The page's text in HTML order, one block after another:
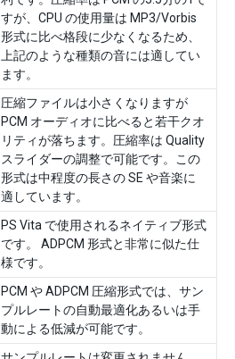
すが、CPU の使用量は MP3/Vorbis
形式に比べ格段に少なくなるため、
上記のような種類の音には適してい
ます。
圧縮ファイルは小さくなりますが
PCM オーディオに比べると若干クオ
リティが落ちます。圧縮率は Quality
スライダーの調整で可能です。この
形式は中程度の長さの SE や音楽に
適しています。
PS Vita で使用されるネイティブ形式
です。 ADPCM 形式と非常に似た仕
様です。
PCM や ADPCM 圧縮形式では、サン
プルレートの自動最適化あるいは手
動による低減が可能です。